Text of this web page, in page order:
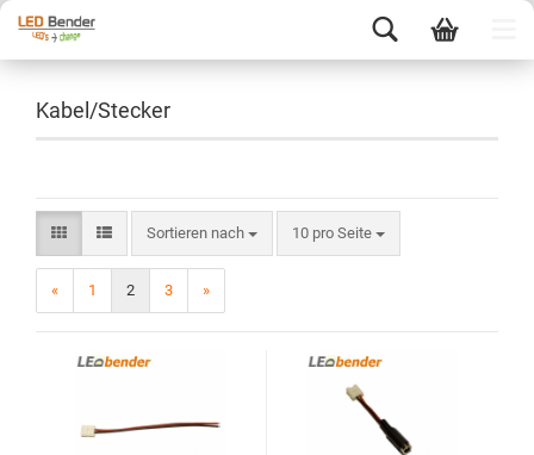
Kabel/Stecker
Sortieren nach 10 pro Seite
« 1 2 3 »